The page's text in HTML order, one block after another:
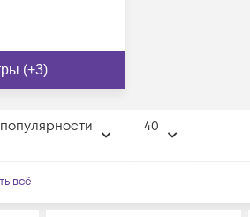
(+3)
40
всё